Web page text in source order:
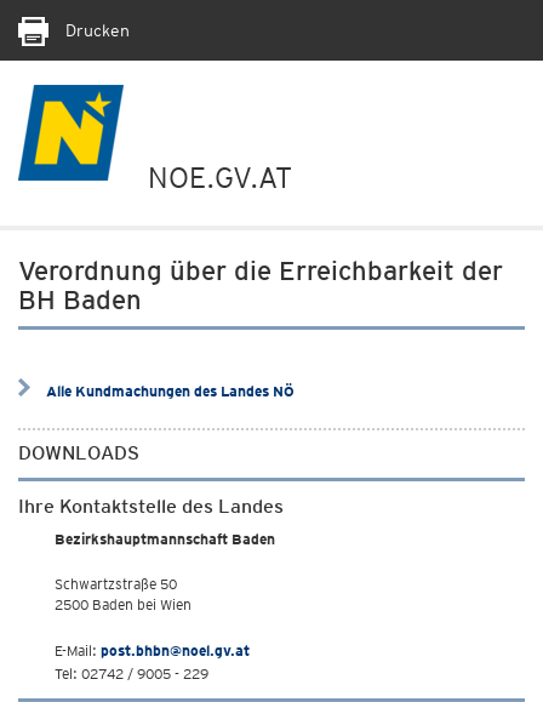
Drucken
NOE.GV.AT
Verordnung über die Erreichbarkeit der
BH Baden
Alle Kundmachungen des Landes NÖ
DOWNLOADS
Ihre Kontaktstelle des Landes
Bezirkshauptmannschaft Baden
Schwartzstraße 50
2500 Baden bei Wien
E-Mail: post.bhbn@noel.gv.at
Tel: 02742 / 9005 - 229